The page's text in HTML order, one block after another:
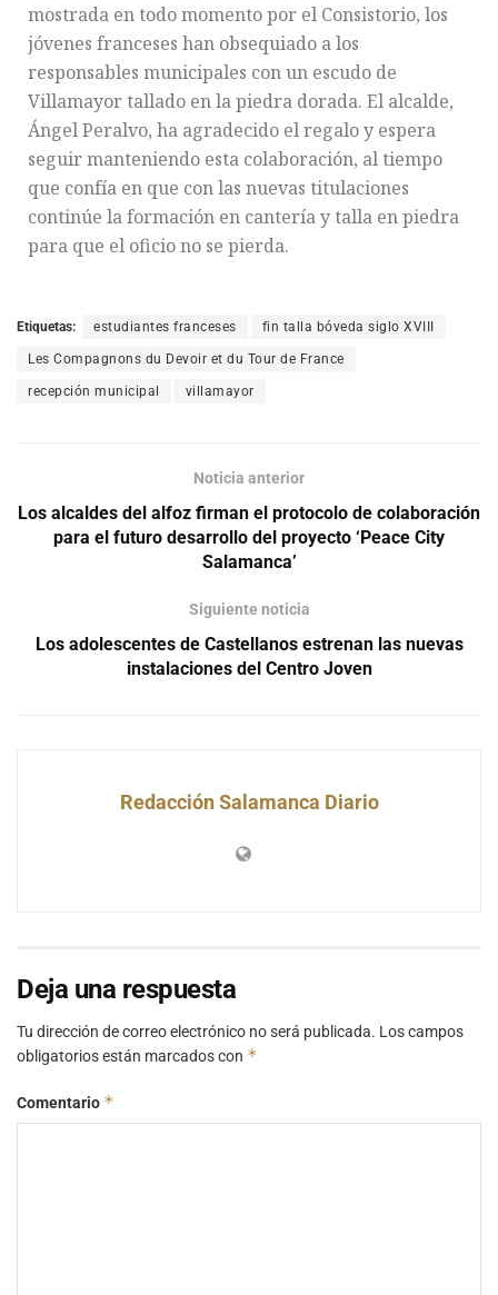
mostrada en todo momento por el Consistorio, los
jóvenes franceses han obsequiado a los
responsables municipales con un escudo de
Villamayor tallado en la piedra dorada. El alcalde,
Ángel Peralvo, ha agradecido el regalo y espera
seguir manteniendo esta colaboración, al tiempo
que confía en que con las nuevas titulaciones
continúe la formación en cantería y talla en piedra
para que el oficio no se pierda.
Etiquetas: estudiantes franceses fin talla bóveda siglo XVIII
Les Compagnons du Devoir et du Tour de France
recepción municipal villamayor
Noticia anterior
Los alcaldes del alfoz firman el protocolo de colaboración
para el futuro desarrollo del proyecto ‘Peace City
Salamanca’
Siguiente noticia
Los adolescentes de Castellanos estrenan las nuevas
instalaciones del Centro Joven
Redacción Salamanca Diario
Deja una respuesta
Tu dirección de correo electrónico no será publicada. Los campos
obligatorios están marcados con *
Comentario *